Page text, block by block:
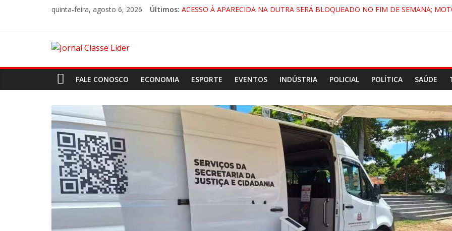
quinta-feira, agosto 6, 2026 Últimos: ACESSO À APARECIDA NA DUTRA SERÁ BLOQUEADO NO FIM DE SEMANA;
FALE CONOSCO ECONOMIA ESPORTE EVENTOS INDÚSTRIA POLICIAL POLÍTICA SAÚDE